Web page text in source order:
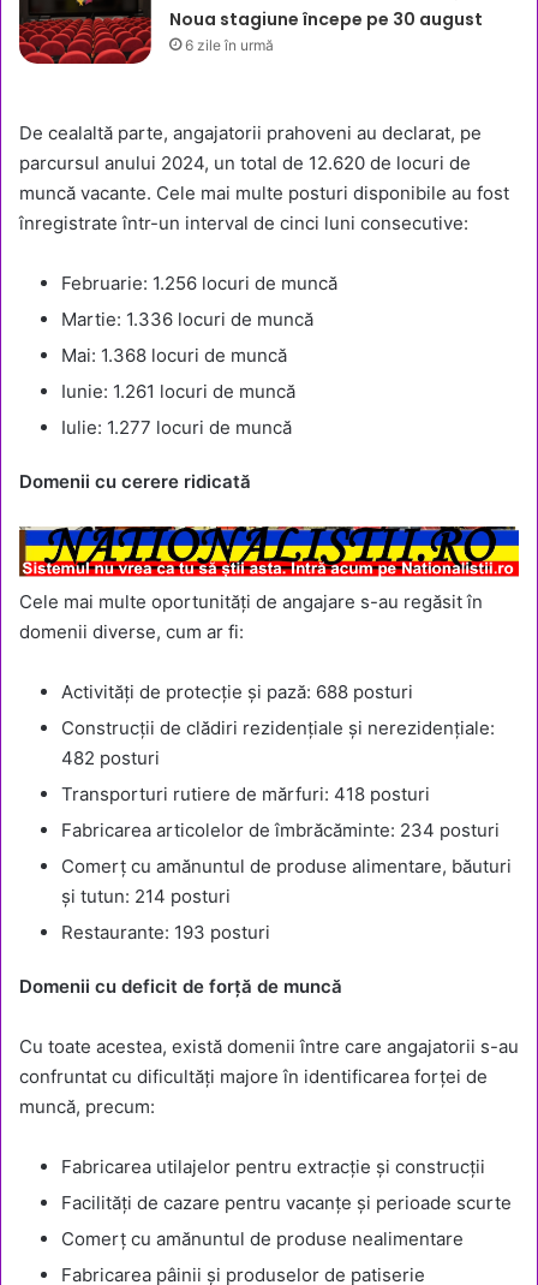
Noua stagiune începe pe 30 august
6 zile în urmă
De cealaltă parte, angajatorii prahoveni au declarat, pe
parcursul anului 2024, un total de 12.620 de locuri de
muncă vacante. Cele mai multe posturi disponibile au fost
înregistrate într-un interval de cinci luni consecutive:
Februarie: 1.256 locuri de muncă
Martie: 1.336 locuri de muncă
Mai: 1.368 locuri de muncă
Iunie: 1.261 locuri de muncă
Iulie: 1.277 locuri de muncă
Domenii cu cerere ridicată
Cele mai multe oportunități de angajare s-au regăsit în
domenii diverse, cum ar fi:
Activități de protecție și pază: 688 posturi
Construcții de clădiri rezidențiale și nerezidențiale:
482 posturi
Transporturi rutiere de mărfuri: 418 posturi
Fabricarea articolelor de îmbrăcăminte: 234 posturi
Comerț cu amănuntul de produse alimentare, băuturi
și tutun: 214 posturi
Restaurante: 193 posturi
Domenii cu deficit de forță de muncă
Cu toate acestea, există domenii între care angajatorii s-au
confruntat cu dificultăți majore în identificarea forței de
muncă, precum:
Fabricarea utilajelor pentru extracție și construcții
Facilități de cazare pentru vacanțe și perioade scurte
Comerț cu amănuntul de produse nealimentare
Fabricarea pâinii și produselor de patiserie